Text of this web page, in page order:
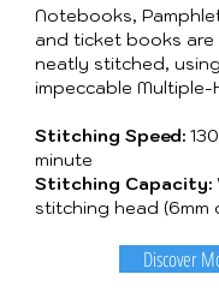
Notebooks,
and ticket books are
neatly stitched,
impeccable Multiple-
Stitching Speed:
minute
Stitching Capacity:
stitching head (6mm
Discover